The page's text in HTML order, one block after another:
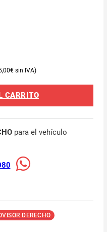
€
CARRITO
para el vehículo
DERECHO